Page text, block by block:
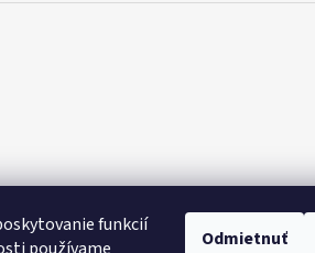
funkcií
Odmietnuť